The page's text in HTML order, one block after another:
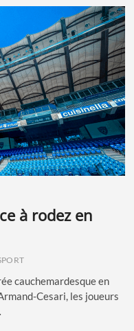
cauchemardesque en
Cesari, les joueurs